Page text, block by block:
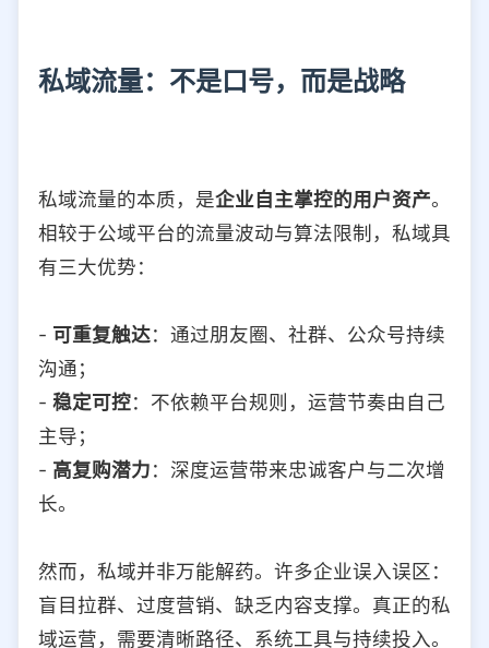
私域流量：不是口号，而是战略
私域流量的本质，是企业自主掌控的用户资产。
相较于公域平台的流量波动与算法限制，私域具
有三大优势：
- 可重复触达：通过朋友圈、社群、公众号持续
沟通；
- 稳定可控：不依赖平台规则，运营节奏由自己
主导；
- 高复购潜力：深度运营带来忠诚客户与二次增
长。
然而，私域并非万能解药。许多企业误入误区：
盲目拉群、过度营销、缺乏内容支撑。真正的私
域运营，需要清晰路径、系统工具与持续投入。